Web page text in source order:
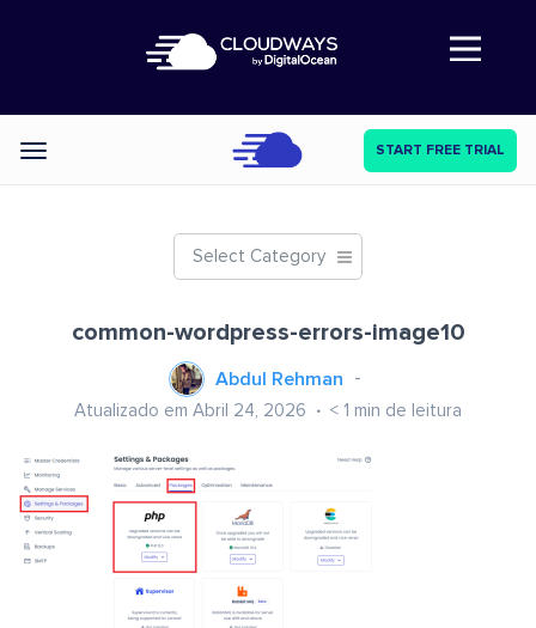
Abre a navegação
Categories START FREE TRIAL
Select Category
common-wordpress-errors-image10
Abdul Rehman
Atualizado em Abril 24, 2026 < 1 min de leitura